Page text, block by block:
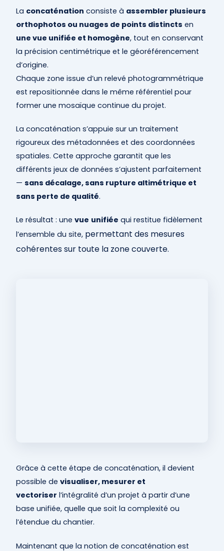
La concaténation consiste à assembler plusieurs
orthophotos ou nuages de points distincts en
une vue unifiée et homogène, tout en conservant
la précision centimétrique et le géoréférencement
d’origine.
Chaque zone issue d’un relevé photogrammétrique
est repositionnée dans le même référentiel pour
former une mosaïque continue du projet.
La concaténation s’appuie sur un traitement
rigoureux des métadonnées et des coordonnées
spatiales. Cette approche garantit que les
différents jeux de données s’ajustent parfaitement
— sans décalage, sans rupture altimétrique et
sans perte de qualité.
Le résultat : une vue unifiée qui restitue fidèlement
l’ensemble du site,permettant des mesures
cohérentes sur toute la zone couverte.
Grâce à cette étape de concaténation, il devient
possible de visualiser, mesurer et
vectoriser l’intégralité d’un projet à partir d’une
base unifiée, quelle que soit la complexité ou
l’étendue du chantier.
Maintenant que la notion de concaténation est